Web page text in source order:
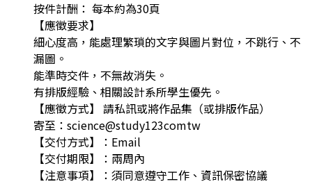
按件計酬： 每本約為30頁
【應徵要求】
細心度高，能處理繁瑣的文字與圖片對位，不跳行、不
漏圖。
能準時交件，不無故消失。
有排版經驗、相關設計系所學生優先。
【應徵方式】 請私訊或將作品集（或排版作品）
寄至：science@study123comtw
【交付方式】：Email
【交付期限】：兩周內
【注意事項】：須同意遵守工作、資訊保密協議